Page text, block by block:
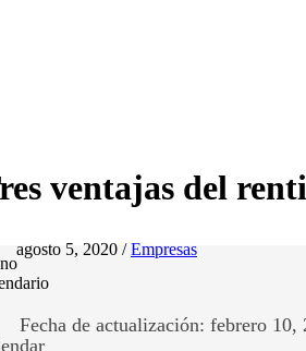
ventajas del
agosto 5, 2020 /Empresas
Fecha de actualización: febrero 10,